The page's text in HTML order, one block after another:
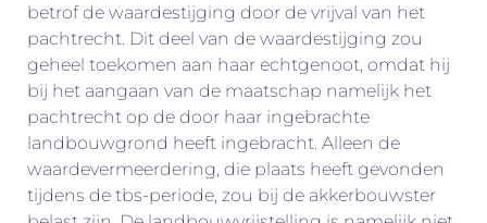
betrof de waardestijging door de vrijval van het
pachtrecht. Dit deel van de waardestijging zou
geheel toekomen aan haar echtgenoot, omdat hij
bij het aangaan van de maatschap namelijk het
pachtrecht op de door haar ingebrachte
landbouwgrond heeft ingebracht. Alleen de
waardevermeerdering, die plaats heeft gevonden
tijdens de tbs-periode, zou bij de akkerbouwster